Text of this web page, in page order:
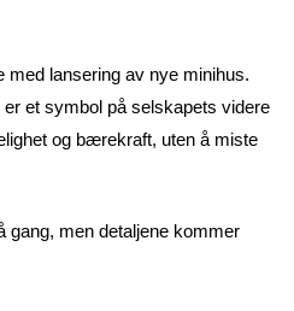
med lansering av nye minihus.
et symbol på selskapets videre
og bærekraft, uten å miste
gang, men detaljene kommer